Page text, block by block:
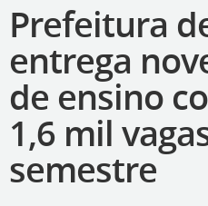
Prefeitura
entrega
de ensino
1,6 mil
semestre